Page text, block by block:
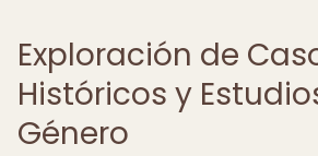
Exploración de
Históricos y
Género